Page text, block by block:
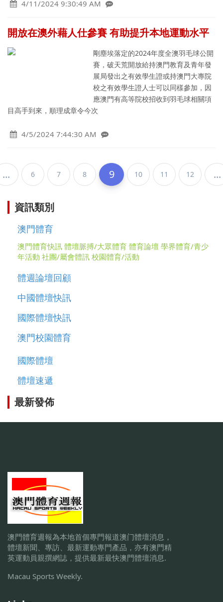
4/11/2024 9:30:49 AM
開放在澳外藉人仕參賽 有助提升本地運動水平
剛塵埃落定的2024年度全澳羽毛球公開
賽，破天荒開放給持澳門教育及青年發
展局發出之有效學生證或持澳門大專院
校之有效學生證人士可以同樣參加，因
應澳門有高等院校招收到羽毛球相關項
目高手到來，順理成章令今次
4/5/2024 7:44:30 AM
... 6 7 8 9 10 11 12 ...
資訊類別
澳門體育
澳門體育快訊 體壇脈搏/大眾體育 體育論壇 學界體育/青少
年活動 社團/屬會體訊 校園體育/活動
體週論壇回顧
中國體壇快訊
國際體壇快訊
澳門校園體育
國際體壇
體壇速遞
最新發佈
澳門體育週報為本地首個專門報道澳门體壇消息，
體壇新聞、專訪、最新運動專門產品，亦有澳門精
英運動員親撰網誌，提供最新最快澳門體壇消息.
Macau Sports Weekly.